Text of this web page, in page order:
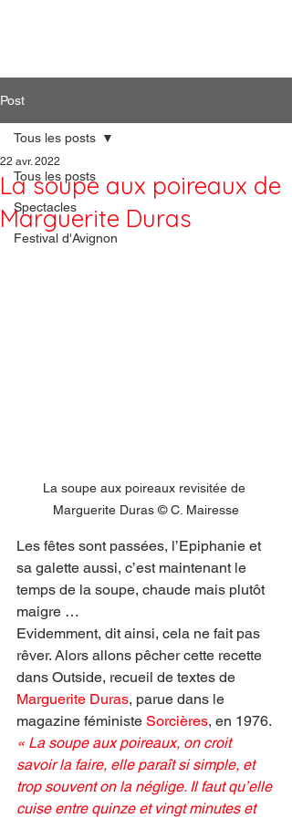
Post
Tous les posts
Spectacles
Festival d'Avignon
Tous les posts
La soupe aux poireaux de
Marguerite Duras
22 avr. 2022
La soupe aux poireaux revisitée de
Marguerite Duras © C. Mairesse
Les fêtes sont passées, l’Epiphanie et
sa galette aussi, c’est maintenant le
temps de la soupe, chaude mais plutôt
maigre …
Evidemment, dit ainsi, cela ne fait pas
rêver. Alors allons pêcher cette recette
dans Outside, recueil de textes de
Marguerite Duras, parue dans le
magazine féministe Sorcières, en 1976.
« La soupe aux poireaux, on croit
savoir la faire, elle paraît si simple, et
trop souvent on la néglige. Il faut qu’elle
cuise entre quinze et vingt minutes et